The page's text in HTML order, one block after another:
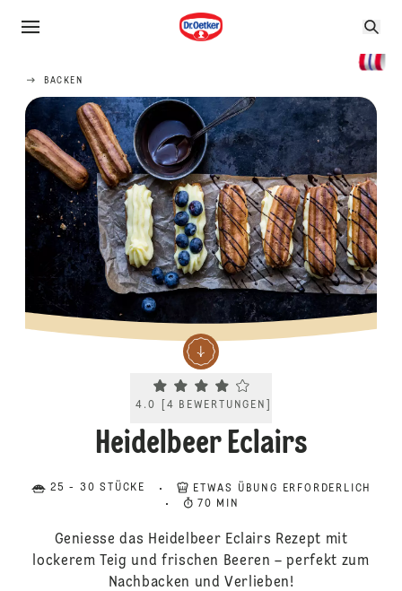
BACKEN
Current rating 4.0. Click to rate.
4.0 4 BEWERTUNGEN
Heidelbeer Eclairs
25 - 30 STÜCKE
ETWAS ÜBUNG ERFORDERLICH
70 MIN
Geniesse das Heidelbeer Eclairs Rezept mit
lockerem Teig und frischen Beeren – perfekt zum
Nachbacken und Verlieben!